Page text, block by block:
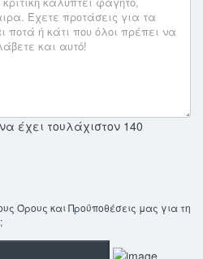
έχει τουλάχιστον 140
Όρους και Προϋποθέσεις μας για τη